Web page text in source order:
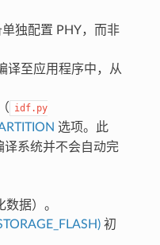
独配置 PHY，而非
译至应用程序中，从
idf.py
选项。此
译系统并不会自动完
据）。
初